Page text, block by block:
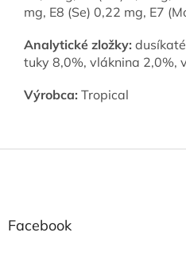
mg, E8 (Se) 0,22 mg, E7
Analytické zložky:
tuky 8,0%, vláknina 2,0%,
Výrobca: Tropical
Facebook